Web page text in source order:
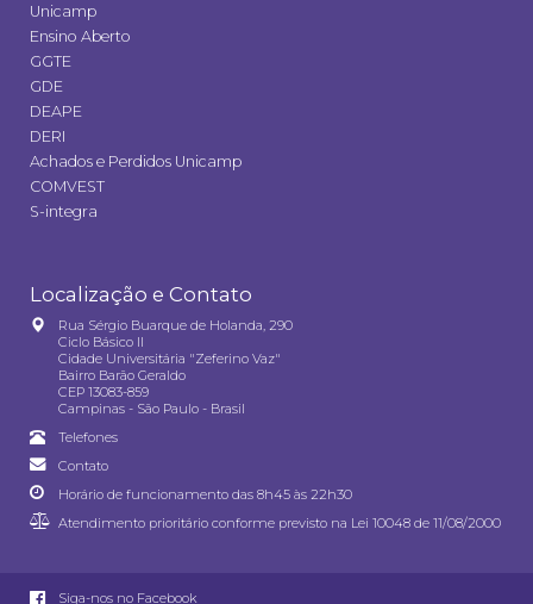
Unicamp
Ensino Aberto
GGTE
GDE
DEAPE
DERI
Achados e Perdidos Unicamp
COMVEST
S-integra
Localização e Contato
Rua Sérgio Buarque de Holanda, 290
Ciclo Básico II
Cidade Universitária "Zeferino Vaz"
Bairro Barão Geraldo
CEP 13083-859
Campinas - São Paulo - Brasil
Telefones
Contato
Horário de funcionamento das 8h45 às 22h30
Atendimento prioritário conforme previsto na Lei 10048 de 11/08/2000
Siga-nos no Facebook